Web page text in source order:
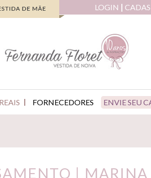
LOGIN
FORNECEDORES ENVIE SEU
|